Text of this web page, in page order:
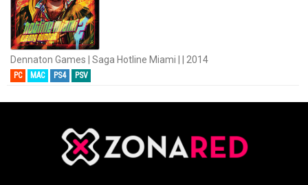
Dennaton Games | Saga Hotline Miami | | 2014
PC MAC PS4 PSV